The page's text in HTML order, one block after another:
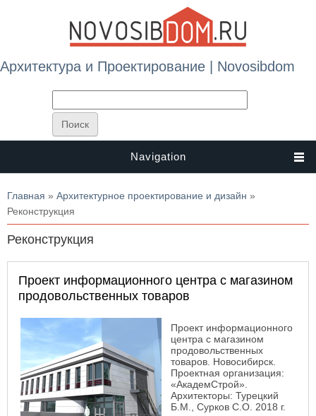
Архитектура и Проектирование | Novosibdom
Navigation
Вы здесь
Главная » Архитектурное проектирование и дизайн »
Реконструкция
Реконструкция
Проект информационного центра с магазином
продовольственных товаров
Проект информационного
центра с магазином
продовольственных
товаров. Новосибирск.
Проектная организация:
«АкадемСтрой».
Архитекторы: Турецкий
Б.М., Сурков С.О. 2018 г.